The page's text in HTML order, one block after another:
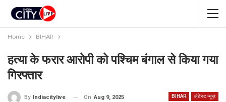
Home BIHAR
हत्या के फरार आरोपी को पश्चिम बंगाल से किया गया
गिरफ्तार
BIHAR लेटेस्ट न्यूज़
By Indiacitylive On Aug 9, 2025